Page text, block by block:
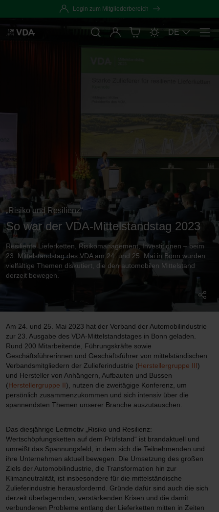
Login zum Mitgliederbereich
Anmelden DE
„Risiko und Resilienz“
So war der VDA-Mittelstandstag 2023
Resiliente Lieferketten, Risikomanagement, Investitionen – beim
23. Mittelstandstag des VDA am 24. und 25. Mai in Bonn wurden
vielfältige Themen diskutiert, die den automobilen Mittelstand
derzeit bewegen.
Am 24. und 25. Mai 2023 hat der Verband der Automobilindustrie
zur 23. Ausgabe des VDA-Mittelstandstages in Bonn geladen.
Rund 200 Mitarbeitende, Führungskräfte sowie
Geschäftsführerinnen und Geschäftsführer von mittelständischen
Verbandsmitgliedern der Zulieferindustrie (Herstellergruppe III)
und Hersteller von Anhängern, Aufbauten und Bussen
(Herstellergruppe II), nutzen die zweitägige Konferenz, um
persönlich zusammenzukommen und sich intensiv über die
spannendsten Themen unserer Branche auszutauschen.
Das diesjährige Leitmotiv „Risiko und Resilienz:
Wertschöpfungsketten auf dem Prüfstand“ ist brandaktuell und
umreißt das Spannungsfeld, in dem sich die Teilnehmenden und
ihre Unternehmen aktuell bewegen. Die Umsetzung des großen
Ziels der Automobilindustrie, die Transformation hin zur
Klimaneutralität, ist insbesondere für die mittelständische
Zulieferindustrie herausfordernd. Gründe dafür sind auch die sich
derzeit überlagernden, verstärkenden Krisen und die damit
verbundenen Probleme entlang der Lieferketten mitten in Zeiten